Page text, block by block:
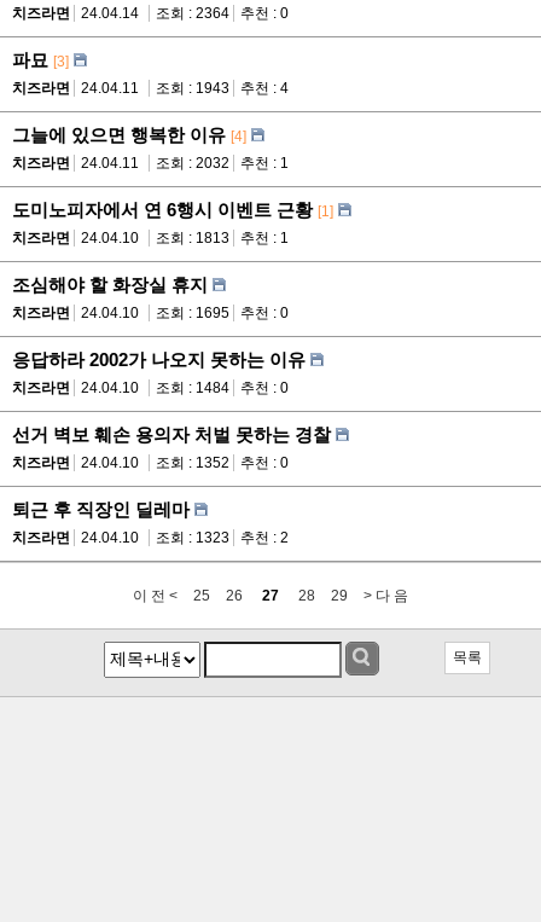
치즈라면
24.04.14 조회 : 2364 추천 : 0
파묘 [3]
치즈라면
24.04.11 조회 : 1943 추천 : 4
그늘에 있으면 행복한 이유 [4]
치즈라면
24.04.11 조회 : 2032 추천 : 1
도미노피자에서 연 6행시 이벤트 근황 [1]
치즈라면
24.04.10 조회 : 1813 추천 : 1
조심해야 할 화장실 휴지
치즈라면 24.04.10 조회 : 1695 추천 : 0
응답하라 2002가 나오지 못하는 이유
치즈라면 24.04.10 조회 : 1484 추천 : 0
선거 벽보 훼손 용의자 처벌 못하는 경찰
치즈라면 24.04.10 조회 : 1352 추천 : 0
퇴근 후 직장인 딜레마
치즈라면 24.04.10 조회 : 1323 추천 : 2
이 전 < 25 26 27 28 29 > 다 음
목록